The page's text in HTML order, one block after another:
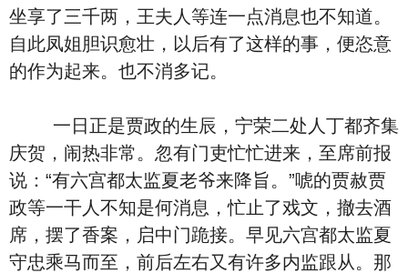
坐享了三千两，王夫人等连一点消息也不知道。
自此凤姐胆识愈壮，以后有了这样的事，便恣意
的作为起来。也不消多记。
一日正是贾政的生辰，宁荣二处人丁都齐集
庆贺，闹热非常。忽有门吏忙忙进来，至席前报
说：“有六宫都太监夏老爷来降旨。”唬的贾赦贾
政等一干人不知是何消息，忙止了戏文，撤去酒
席，摆了香案，启中门跪接。早见六宫都太监夏
守忠乘马而至，前后左右又有许多内监跟从。那